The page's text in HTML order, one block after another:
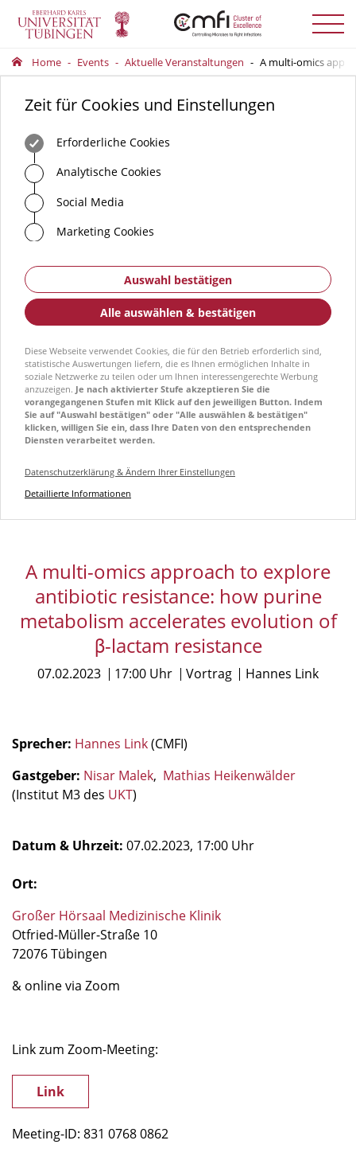
Menü
Home Events Aktuelle Veranstaltungen A multi-omics
Zeit für Cookies und Einstellungen
Erforderliche Cookies
Analytische Cookies
Social Media
Marketing Cookies
Auswahl bestätigen
Alle auswählen & bestätigen
Diese Webseite verwendet Cookies, die für den Betrieb erforderlich sind,
statistische Auswertungen liefern, die es Ihnen ermöglichen Inhalte in
soziale Netzwerke zu teilen oder um Ihnen interessengerechte Werbung
anzuzeigen. Je nach aktivierter Stufe akzeptieren Sie die
vorangegangenen Stufen mit Klick auf den jeweiligen Button. Indem
Sie auf "Auswahl bestätigen" oder "Alle auswählen & bestätigen"
klicken, willigen Sie ein, dass Ihre Daten von den entsprechenden
Diensten verarbeitet werden.
Datenschutzerklärung & Ändern Ihrer Einstellungen
Detaillierte Informationen
A multi-omics approach to explore
antibiotic resistance: how purine
metabolism accelerates evolution of
β-lactam resistance
07.02.2023 17:00 Uhr Vortrag Hannes Link
Sprecher: Hannes Link(CMFI)
Gastgeber: Nisar Malek, Mathias Heikenwälder
(Institut M3 des UKT)
Datum & Uhrzeit: 07.02.2023, 17:00 Uhr
Ort:
Großer Hörsaal Medizinische Klinik
Otfried-Müller-Straße 10
72076 Tübingen
& online via Zoom
Link zum Zoom-Meeting:
Link
Meeting-ID: 831 0768 0862